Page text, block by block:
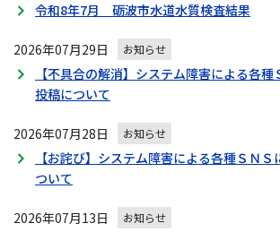
令和8年7月 砺波市水道水質検査結果
2026年07月29日 お知らせ
【不具合の解消】システム障害による各
投稿について
2026年07月28日 お知らせ
【お詫び】システム障害による各種ＳＮ
ついて
2026年07月13日 お知らせ